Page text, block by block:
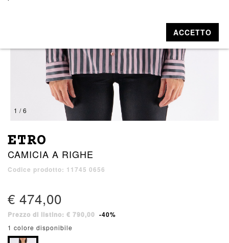
1 / 6
ETRO
CAMICIA A RIGHE
Codice prodotto: 11745 0656
€ 474,00
Prezzo di listino: € 790,00 -40%
1 colore disponibile
ACCETTO